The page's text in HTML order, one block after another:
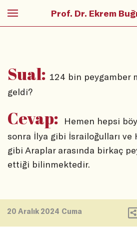
Prof. Dr. Ekrem
Sual: 124 bin peygamber
geldi?
Cevap:
Hemen hepsi
sonra İlya gibi İsrailoğulları ve
gibi Araplar arasında birkaç
ettiği bilinmektedir.
20 Aralık 2024 Cuma